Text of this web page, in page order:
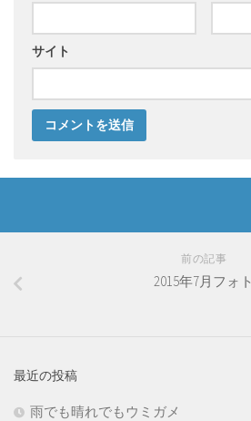
サイト
前の記事
2015年7月フォト
最近の投稿
雨でも晴れでもウミガメ